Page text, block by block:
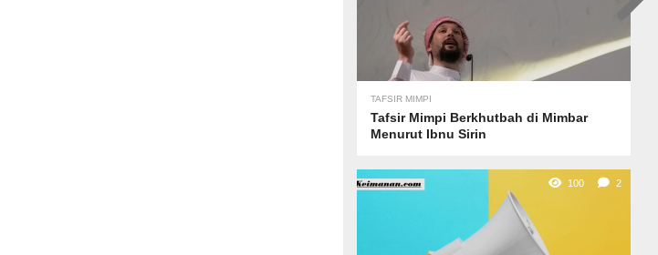
TAFSIR MIMPI
Tafsir Mimpi Berkhutbah di Mimbar
Menurut Ibnu Sirin
100 2